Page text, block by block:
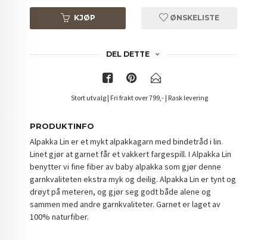
KJØP ØNSKELISTE
DEL DETTE
Stort utvalg | Fri frakt over 799,- | Rask levering
PRODUKTINFO
Alpakka Lin er et mykt alpakkagarn med bindetråd i lin.
Linet gjør at garnet får et vakkert fargespill. I Alpakka Lin
benytter vi fine fiber av baby alpakka som gjør denne
garnkvaliteten ekstra myk og deilig. Alpakka Lin er tynt og
drøyt på meteren, og gjør seg godt både alene og
sammen med andre garnkvaliteter. Garnet er laget av
100% naturfiber.